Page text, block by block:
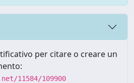
per citare o creare un
11584/109900